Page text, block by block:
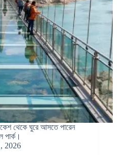
থেকে ঘুরে আসতে পারেন
পার্ক।
2026